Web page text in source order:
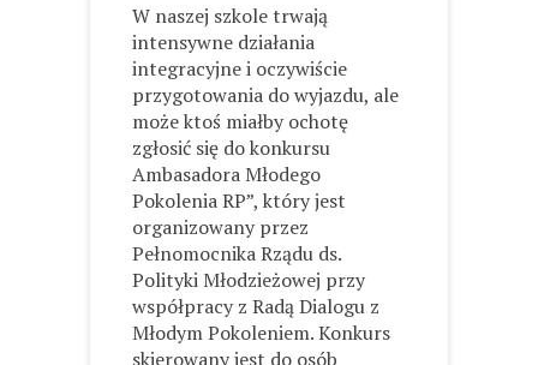
W naszej szkole trwają
intensywne działania
integracyjne i oczywiście
przygotowania do wyjazdu, ale
może ktoś miałby ochotę
zgłosić się do konkursu
Ambasadora Młodego
Pokolenia RP”, który jest
organizowany przez
Pełnomocnika Rządu ds.
Polityki Młodzieżowej przy
współpracy z Radą Dialogu z
Młodym Pokoleniem. Konkurs
skierowany jest do osób